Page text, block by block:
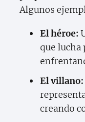
Algunos
El héroe:
que lucha
El villano:
creando